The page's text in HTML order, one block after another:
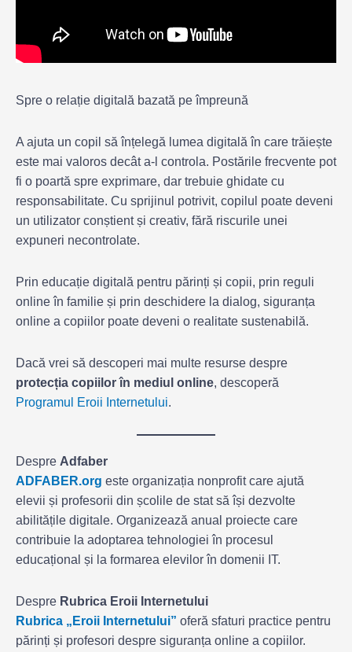
Spre o relație digitală bazată pe împreună
A ajuta un copil să înțelegă lumea digitală în care trăiește
este mai valoros decât a-l controla. Postările frecvente pot
fi o poartă spre exprimare, dar trebuie ghidate cu
responsabilitate. Cu sprijinul potrivit, copilul poate deveni
un utilizator conștient și creativ, fără riscurile unei
expuneri necontrolate.
Prin educație digitală pentru părinți și copii, prin reguli
online în familie și prin deschidere la dialog, siguranța
online a copiilor poate deveni o realitate sustenabilă.
Dacă vrei să descoperi mai multe resurse despre
protecția copiilor în mediul online, descoperă
Programul Eroii Internetului.
Despre Adfaber
ADFABER.org este organizația nonprofit care ajută
elevii și profesorii din școlile de stat să își dezvolte
abilitățile digitale. Organizează anual proiecte care
contribuie la adoptarea tehnologiei în procesul
educațional și la formarea elevilor în domenii IT.
Despre Rubrica Eroii Internetului
Rubrica „Eroii Internetului” oferă sfaturi practice pentru
părinți și profesori despre siguranța online a copiilor.